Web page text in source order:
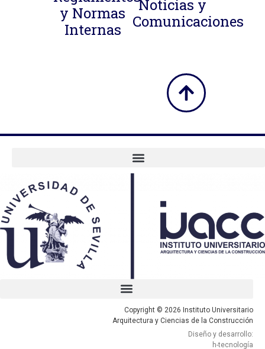
y Normas
Internas
Noticias y
Comunicaciones
Copyright © 2026 Instituto Universitario
Arquitectura y Ciencias de la Construcción
Diseño y desarrollo:
h-tecnología